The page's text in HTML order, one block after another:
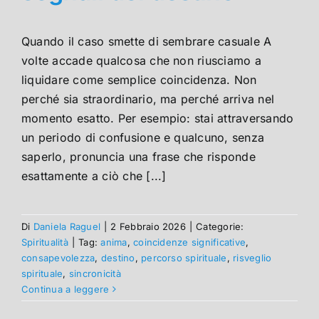
Quando il caso smette di sembrare casuale A
volte accade qualcosa che non riusciamo a
liquidare come semplice coincidenza. Non
perché sia straordinario, ma perché arriva nel
momento esatto. Per esempio: stai attraversando
un periodo di confusione e qualcuno, senza
saperlo, pronuncia una frase che risponde
esattamente a ciò che [...]
Di Daniela Raguel 2 Febbraio 2026
Categorie:
Spiritualità
Tag:anima,coincidenze significative,
consapevolezza, destino, percorso spirituale, risveglio
spirituale, sincronicità
Continua a leggere